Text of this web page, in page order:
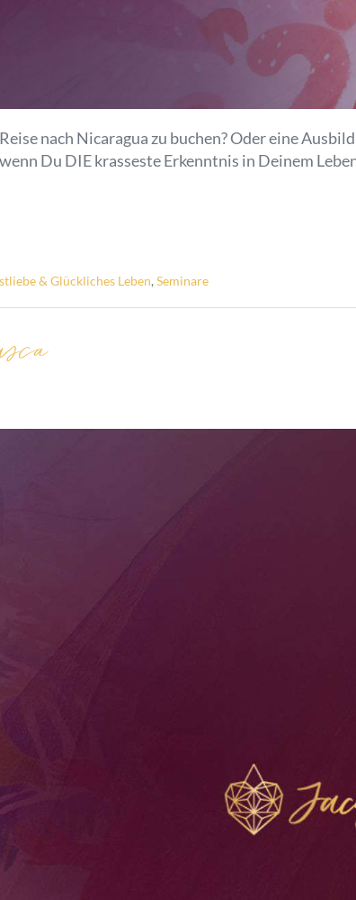
nach Nicaragua zu buchen? Oder eine
Du DIE krasseste Erkenntnis in Deinem
& Glückliches Leben, Seminare